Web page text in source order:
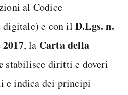
al Codice
digitale) e con ilD.Lgs. n.
, la Carta della
stabilisce diritti e doveri
indica dei principi